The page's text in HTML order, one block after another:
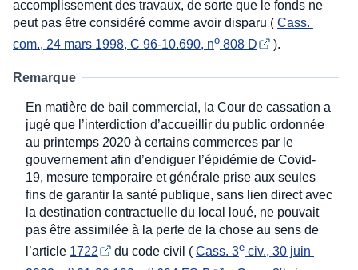
accomplissement des travaux, de sorte que le fonds ne
peut pas être considéré comme avoir disparu ( Cass.
com., 24 mars 1998, C 96-10.690, no 808 D ).
Remarque
En matière de bail commercial, la Cour de cassation a
jugé que l’interdiction d’accueillir du public ordonnée
au printemps 2020 à certains commerces par le
gouvernement afin d’endiguer l’épidémie de Covid-
19, mesure temporaire et générale prise aux seules
fins de garantir la santé publique, sans lien direct avec
la destination contractuelle du local loué, ne pouvait
pas être assimilée à la perte de la chose au sens de
l’article 1722 du code civil ( Cass. 3e civ., 30 juin